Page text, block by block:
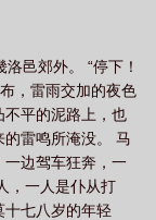
改编自《左
邑郊外。 “停下！
，雷雨交加的夜色
不平的泥路上，也
雷鸣所淹没。 马
一边驾车狂奔，一
，一人是仆从打
七八岁的年轻